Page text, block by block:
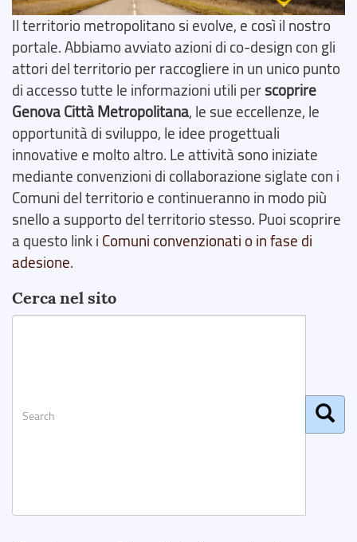
Il territorio metropolitano si evolve, e così il nostro
portale. Abbiamo avviato azioni di co-design con gli
attori del territorio per raccogliere in un unico punto
di accesso tutte le informazioni utili perscoprire
Genova Città Metropolitana, le sue eccellenze, le
opportunità di sviluppo, le idee progettuali
innovative e molto altro. Le attività sono iniziate
mediante convenzioni di collaborazione siglate con i
Comuni del territorio e continueranno in modo più
snello a supporto del territorio stesso. Puoi scoprire
a questo link i Comuni convenzionati o in fase di
adesione.
Cerca nel sito